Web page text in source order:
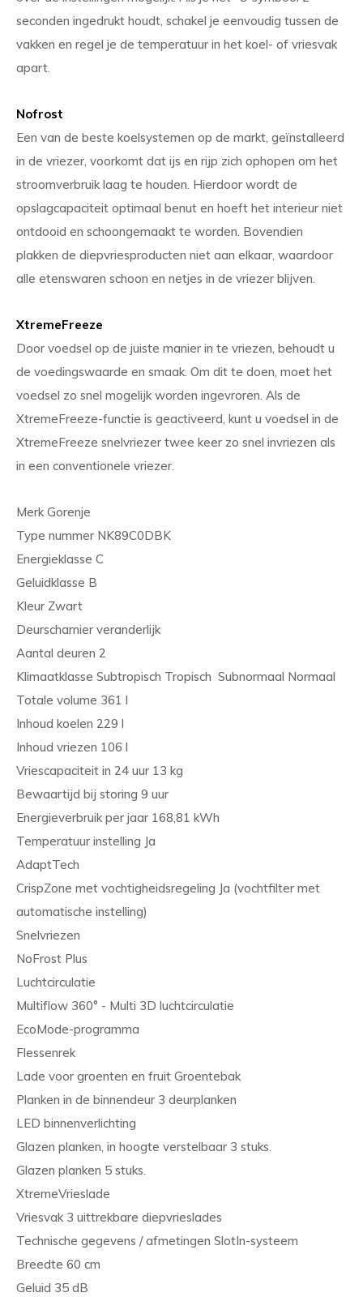
seconden ingedrukt houdt, schakel je eenvoudig tussen de
vakken en regel je de temperatuur in het koel- of vriesvak
apart.
Nofrost
Een van de beste koelsystemen op de markt, geïnstalleerd
in de vriezer, voorkomt dat ijs en rijp zich ophopen om het
stroomverbruik laag te houden. Hierdoor wordt de
opslagcapaciteit optimaal benut en hoeft het interieur niet
ontdooid en schoongemaakt te worden. Bovendien
plakken de diepvriesproducten niet aan elkaar, waardoor
alle etenswaren schoon en netjes in de vriezer blijven.
XtremeFreeze
Door voedsel op de juiste manier in te vriezen, behoudt u
de voedingswaarde en smaak. Om dit te doen, moet het
voedsel zo snel mogelijk worden ingevroren. Als de
XtremeFreeze-functie is geactiveerd, kunt u voedsel in de
XtremeFreeze snelvriezer twee keer zo snel invriezen als
in een conventionele vriezer.
Merk Gorenje
Type nummer NK89C0DBK
Energieklasse C
Geluidklasse B
Kleur Zwart
Deurscharnier veranderlijk
Aantal deuren 2
Klimaatklasse Subtropisch Tropisch Subnormaal Normaal
Totale volume 361 l
Inhoud koelen 229 l
Inhoud vriezen 106 l
Vriescapaciteit in 24 uur 13 kg
Bewaartijd bij storing 9 uur
Energieverbruik per jaar 168,81 kWh
Temperatuur instelling Ja
AdaptTech
CrispZone met vochtigheidsregeling Ja (vochtfilter met
automatische instelling)
Snelvriezen
NoFrost Plus
Luchtcirculatie
Multiflow 360° - Multi 3D luchtcirculatie
EcoMode-programma
Flessenrek
Lade voor groenten en fruit Groentebak
Planken in de binnendeur 3 deurplanken
LED binnenverlichting
Glazen planken, in hoogte verstelbaar 3 stuks.
Glazen planken 5 stuks.
XtremeVrieslade
Vriesvak 3 uittrekbare diepvrieslades
Technische gegevens / afmetingen SlotIn-systeem
Breedte 60 cm
Geluid 35 dB